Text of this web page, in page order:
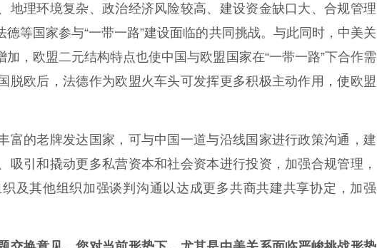
理环境复杂、政治经济风险较高、建设资金缺口大、合规管理
等国家参与“一带一路”建设面临的共同挑战。与此同时，中美关
，欧盟二元结构特点也使中国与欧盟国家在“一带一路”下合作需
脱欧后，法德作为欧盟火车头可发挥更多积极主动作用，使欧盟
的老牌发达国家，可与中国一道与沿线国家进行政策沟通，建
吸引和撬动更多私营资本和社会资本进行投资，加强合规管理，
及其他组织加强谈判沟通以达成更多共商共建共享协定，加强